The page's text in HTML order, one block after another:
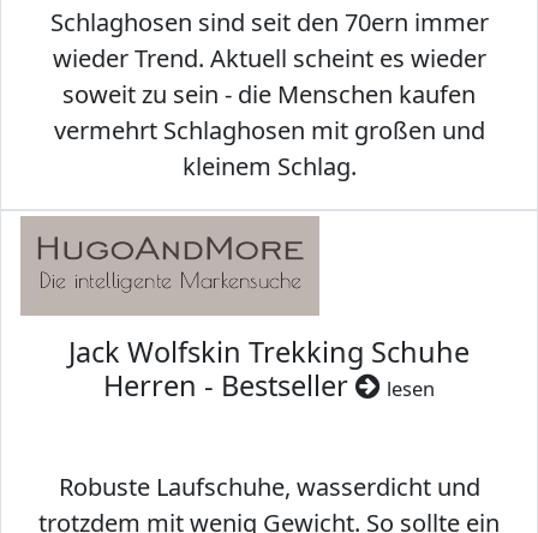
Schlaghosen sind seit den 70ern immer
wieder Trend. Aktuell scheint es wieder
soweit zu sein - die Menschen kaufen
vermehrt Schlaghosen mit großen und
kleinem Schlag.
Jack Wolfskin Trekking Schuhe
Herren - Bestseller
lesen
Robuste Laufschuhe, wasserdicht und
trotzdem mit wenig Gewicht. So sollte ein